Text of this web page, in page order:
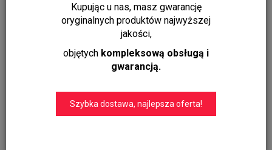
Kupując u nas, masz gwarancję
oryginalnych produktów najwyższej
jakości,
objętych kompleksową obsługą i
gwarancją.
Szybka dostawa, najlepsza oferta!
KETOY – Dekoracyjna Muszla z Polirezyny, Artystyczna
Ozdoba ...